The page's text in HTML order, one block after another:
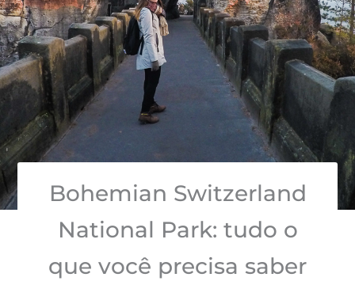
Bohemian Switzerland
National Park: tudo o
que você precisa saber